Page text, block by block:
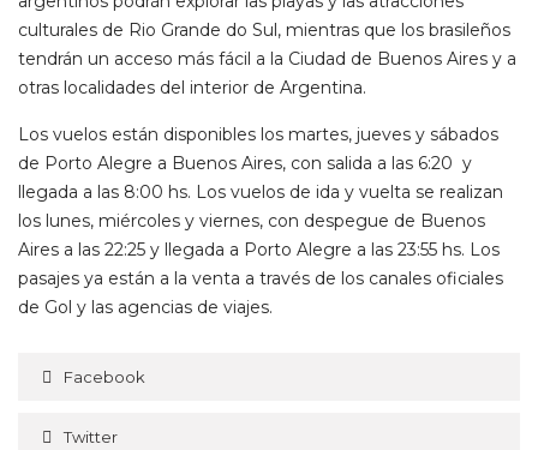
culturales de Rio Grande do Sul, mientras que los brasileños
tendrán un acceso más fácil a la Ciudad de Buenos Aires y a
otras localidades del interior de Argentina.
Los vuelos están disponibles los martes, jueves y sábados
de Porto Alegre a Buenos Aires, con salida a las 6:20 y
llegada a las 8:00 hs. Los vuelos de ida y vuelta se realizan
los lunes, miércoles y viernes, con despegue de Buenos
Aires a las 22:25 y llegada a Porto Alegre a las 23:55 hs. Los
pasajes ya están a la venta a través de los canales oficiales
de Gol y las agencias de viajes.
Facebook
Twitter